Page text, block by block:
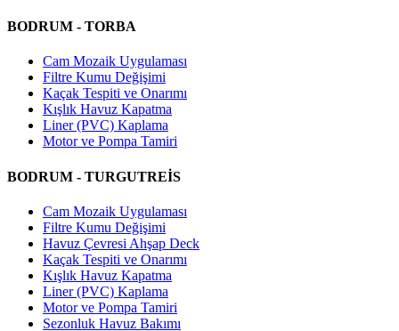
BODRUM - TORBA
Cam Mozaik Uygulaması
Filtre Kumu Değişimi
Kaçak Tespiti ve Onarımı
Kışlık Havuz Kapatma
Liner (PVC) Kaplama
Motor ve Pompa Tamiri
BODRUM - TURGUTREİS
Cam Mozaik Uygulaması
Filtre Kumu Değişimi
Havuz Çevresi Ahşap Deck
Kaçak Tespiti ve Onarımı
Kışlık Havuz Kapatma
Liner (PVC) Kaplama
Motor ve Pompa Tamiri
Sezonluk Havuz Bakımı